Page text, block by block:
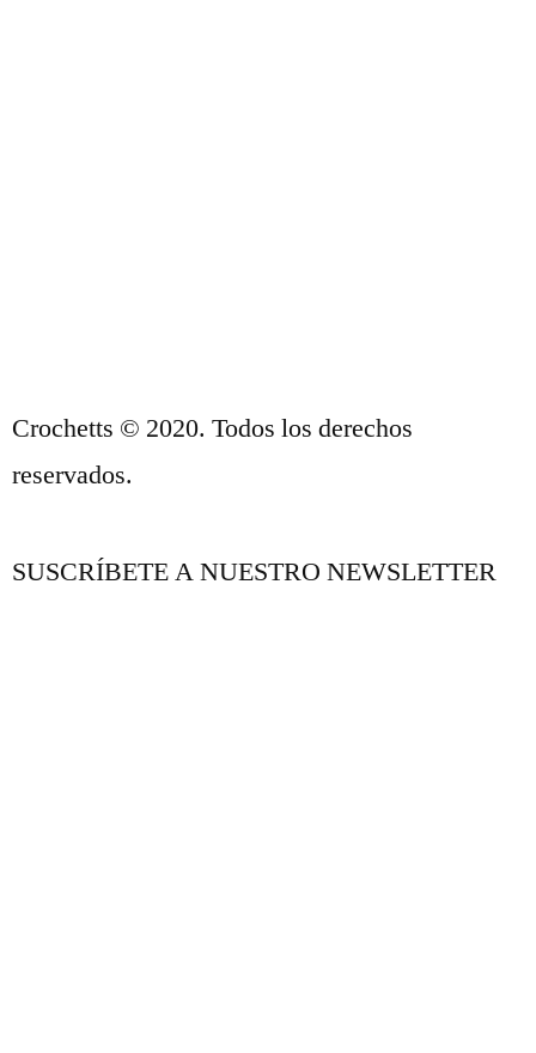
Crochetts © 2020. Todos los derechos
reservados.
SUSCRÍBETE A NUESTRO NEWSLETTER